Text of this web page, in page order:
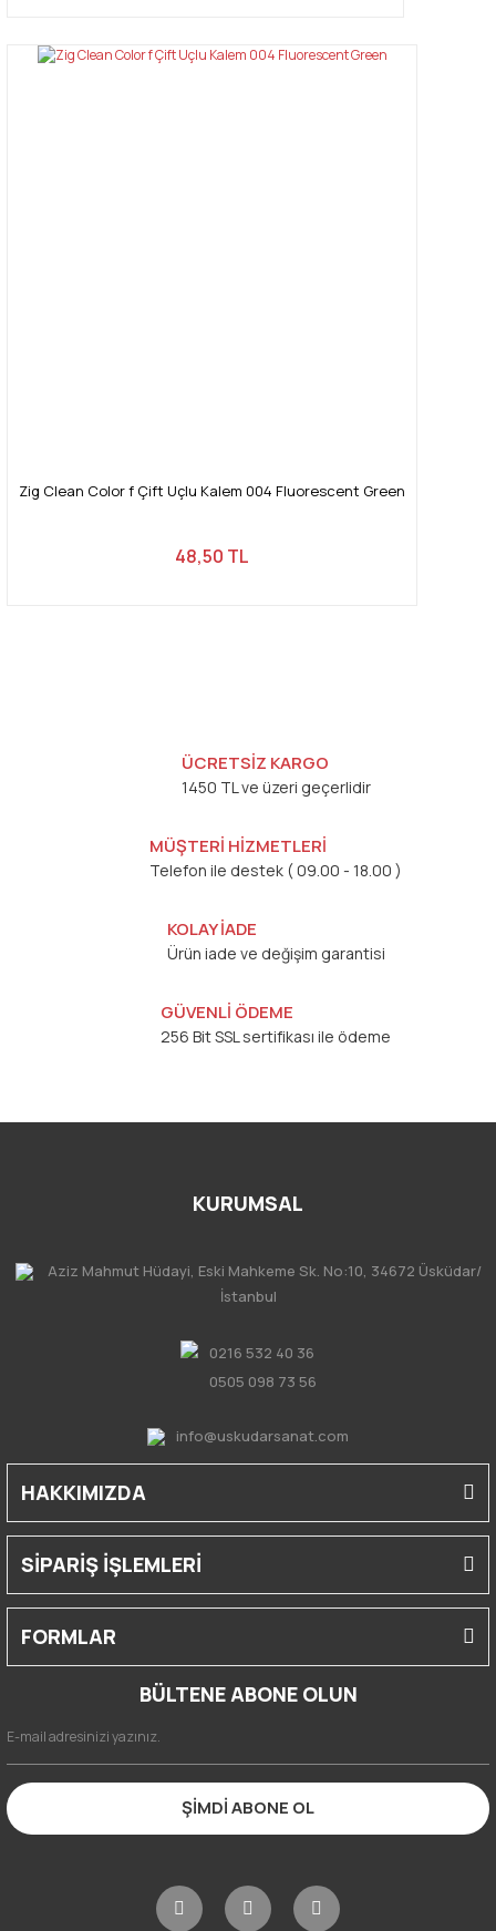
Zig Clean Color f Çift Uçlu Kalem 004 Fluorescent Green
48,50 TL
ÜCRETSİZ KARGO
1450 TL ve üzeri geçerlidir
MÜŞTERİ HİZMETLERİ
Telefon ile destek ( 09.00 - 18.00 )
KOLAY İADE
Ürün iade ve değişim garantisi
GÜVENLİ ÖDEME
256 Bit SSL sertifikası ile ödeme
KURUMSAL
Aziz Mahmut Hüdayi, Eski Mahkeme Sk. No:10, 34672 Üsküdar/
İstanbul
0216 532 40 36
0505 098 73 56
info@uskudarsanat.com
HAKKIMIZDA
SİPARİŞ İŞLEMLERİ
FORMLAR
BÜLTENE ABONE OLUN
ŞİMDİ ABONE OL